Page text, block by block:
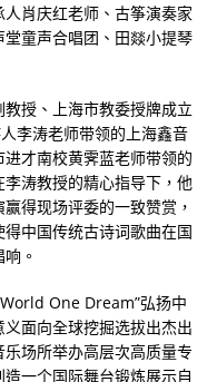
肖庆红老师、古筝演奏家
童声合唱团、田燚小提琴
授、上海市教委授牌成立
李涛老师带领的上海鑫音
才南校黄霁蓝老师带领的
涛教授的精心指导下，他
得现场评委的一致赞赏，
中国传统古诗词歌曲在国
。
One Dream”弘扬中
面向全球挖掘选拔出杰出
场所举办高层次高质量专
一个国际舞台锻炼展示自